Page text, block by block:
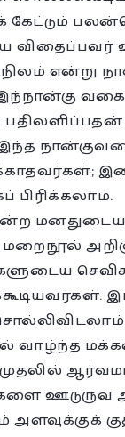
என்று
இந்த
பிரிக்கலாம்.
மறைநூல்
வாழ்ந்த
ஊடுருவ
அளவுக்குக்